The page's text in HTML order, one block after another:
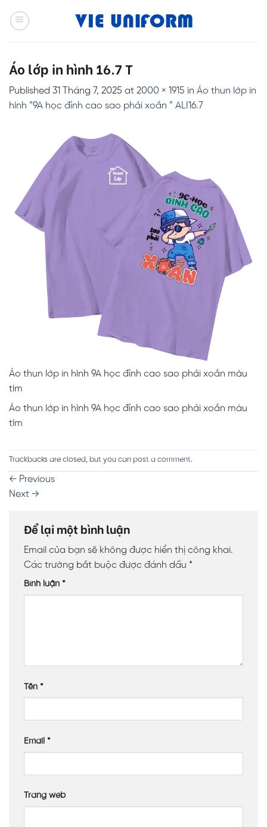
Áo lớp in hình 16.7 T
Published 31 Tháng 7, 2025 at 2000 × 1915 in Áo thun lớp in
hình “9A học đỉnh cao sao phải xoắn ” ALI16.7
Áo thun lớp in hình 9A học đỉnh cao sao phải xoắn màu
tím
Áo thun lớp in hình 9A học đỉnh cao sao phải xoắn màu
tím
Trackbacks are closed, but you can post a comment.
← Previous
Next →
Để lại một bình luận
Email của bạn sẽ không được hiển thị công khai.
Các trường bắt buộc được đánh dấu *
Bình luận *
Tên *
Email *
Trang web